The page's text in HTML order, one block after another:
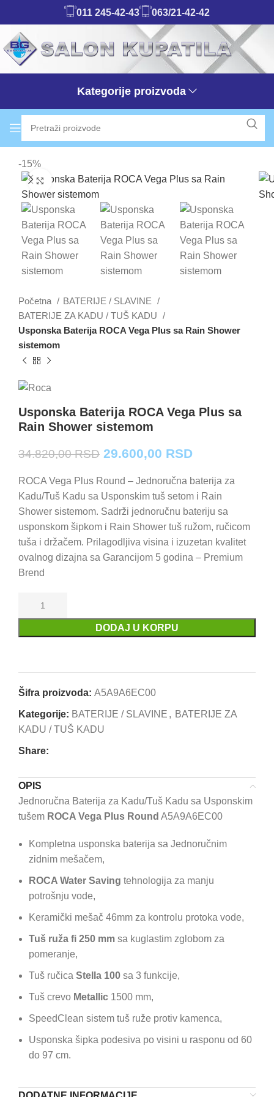
011 245-42-43 063/21-42-42
Kategorije proizvoda
-15%
Klikni da uvećaš
Početna
BATERIJE / SLAVINE
BATERIJE ZA KADU / TUŠ KADU
Usponska Baterija ROCA Vega Plus sa Rain Shower
sistemom
Usponska Baterija ROCA Vega Plus sa
Rain Shower sistemom
34.820,00RSD Originalna
je
bila:
34.820,00 RSD.
29.600,00 RSDTrenutna
je:
29.600,00
ROCA Vega Plus Round – Jednoručna baterija za
Kadu/Tuš Kadu sa Usponskim tuš setom i Rain
Shower sistemom. Sadrži jednoručnu bateriju sa
usponskom šipkom i Rain Shower tuš ružom, ručicom
tuša i držačem. Prilagodljiva visina i izuzetan kvalitet
ovalnog dizajna sa Garancijom 5 godina – Premium
Brend
DODAJ U KORPU
Šifra proizvoda: A5A9A6EC00
Kategorije: BATERIJE / SLAVINE , BATERIJE ZA
KADU / TUŠ KADU
Share:
OPIS
Jednoručna Baterija za Kadu/Tuš Kadu sa Usponskim
tušem ROCA Vega Plus Round A5A9A6EC00
Kompletna usponska baterija sa Jednoručnim
zidnim mešačem,
ROCA Water Saving tehnologija za manju
potrošnju vode,
Keramički mešač 46mm za kontrolu protoka vode,
Tuš ruža fi 250 mm sa kuglastim zglobom za
pomeranje,
Tuš ručica Stella 100 sa 3 funkcije,
Tuš crevo Metallic 1500 mm,
SpeedClean sistem tuš ruže protiv kamenca,
Usponska šipka podesiva po visini u rasponu od 60
do 97 cm.